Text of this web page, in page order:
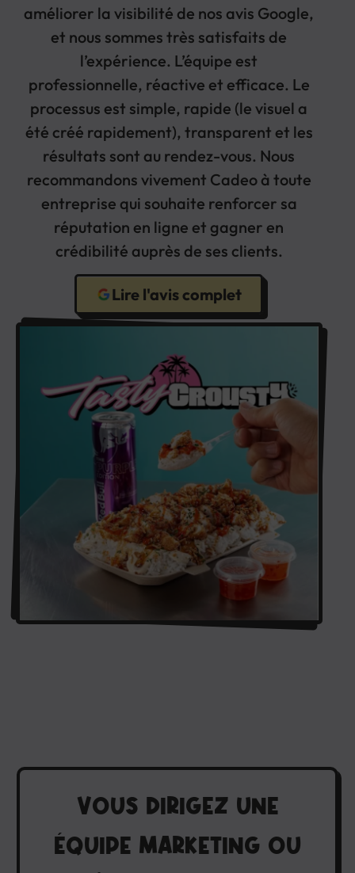
améliorer la visibilité de nos avis Google,
et nous sommes très satisfaits de
l’expérience. L’équipe est
professionnelle, réactive et efficace. Le
processus est simple, rapide (le visuel a
été créé rapidement), transparent et les
résultats sont au rendez-vous. Nous
recommandons vivement Cadeo à toute
entreprise qui souhaite renforcer sa
réputation en ligne et gagner en
crédibilité auprès de ses clients.
Lire l'avis complet
VOUS DIRIGEZ UNE
ÉQUIPE MARKETING OU